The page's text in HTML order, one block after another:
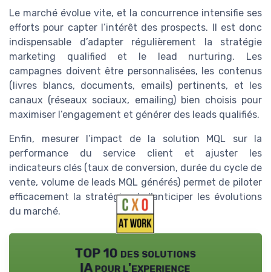
Le marché évolue vite, et la concurrence intensifie ses
efforts pour capter l’intérêt des prospects. Il est donc
indispensable d’adapter régulièrement la stratégie
marketing qualified et le lead nurturing. Les
campagnes doivent être personnalisées, les contenus
(livres blancs, documents, emails) pertinents, et les
canaux (réseaux sociaux, emailing) bien choisis pour
maximiser l’engagement et générer des leads qualifiés.
Enfin, mesurer l’impact de la solution MQL sur la
performance du service client et ajuster les
indicateurs clés (taux de conversion, durée du cycle de
vente, volume de leads MQL générés) permet de piloter
efficacement la stratégie et d’anticiper les évolutions
du marché.
TOP 10 des solutions
IA pour l'experience